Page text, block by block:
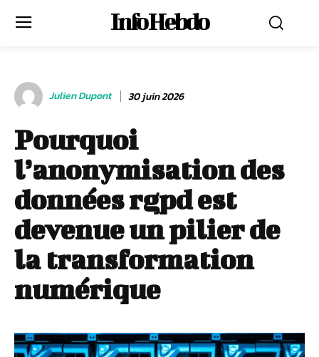
Info Hebdo
Julien Dupont 30 juin 2026
Pourquoi
l’anonymisation des
données rgpd est
devenue un pilier de
la transformation
numérique